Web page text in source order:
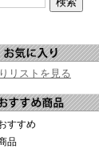
リストを見る
すすめ
品